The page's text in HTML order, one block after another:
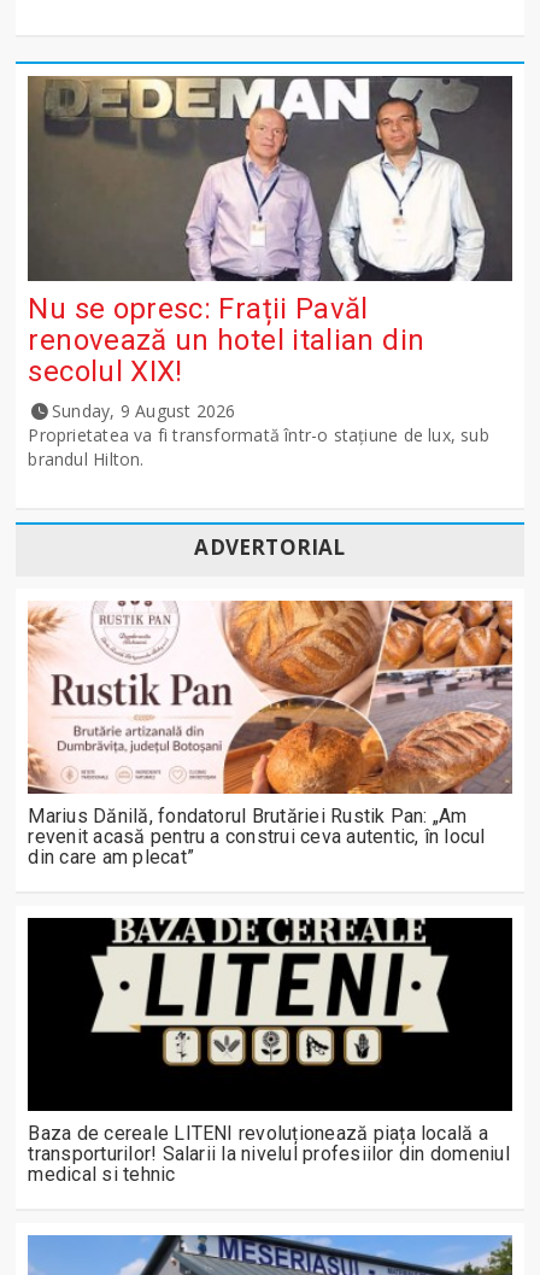
Nu se opresc: Frații Pavăl
renovează un hotel italian din
secolul XIX!
Sunday, 9 August 2026
Proprietatea va fi transformată într-o stațiune de lux, sub
brandul Hilton.
ADVERTORIAL
Marius Dănilă, fondatorul Brutăriei Rustik Pan: „Am
revenit acasă pentru a construi ceva autentic, în locul
din care am plecat”
Baza de cereale LITENI revoluționează piața locală a
transporturilor! Salarii la nivelul profesiilor din domeniul
medical si tehnic